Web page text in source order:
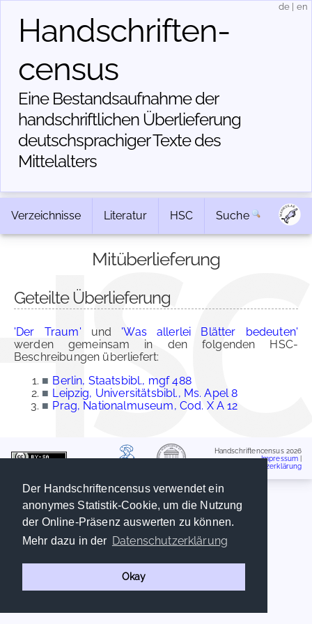
Der Handschriftencensus verwendet ein
anonymes Statistik-Cookie, um die Nutzung
der Online-Präsenz auswerten zu können.
Mehr dazu in der Datenschutzerklärung
Okay
Handschriften­
census
Eine Bestandsaufnahme der
handschriftlichen Über­lieferung
deutschsprachiger Texte des
Mittelalters
de en
Verzeichnisse Literatur HSC Suche
Mitüberlieferung
Geteilte Überlieferung
'Der Traum' und 'Was allerlei Blätter bedeuten'
werden gemeinsam in den folgenden HSC-
Beschreibungen überliefert:
■ Berlin, Staatsbibl., mgf 488
■ Leipzig, Universitätsbibl., Ms. Apel 8
■ Prag, Nationalmuseum, Cod. X A 12
Handschriftencensus 2026
Impressum
Datenschutzerklärung